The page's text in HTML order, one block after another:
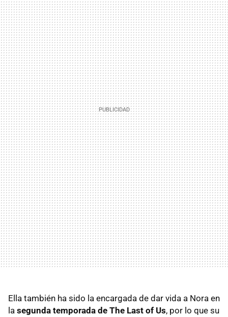
Ella también ha sido la encargada de dar vida a Nora en
la segunda temporada de The Last of Us, por lo que su